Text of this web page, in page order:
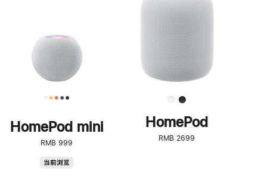
HomePod mini
RMB 999
当前浏览
了
解
HomePod<
HomePod
RMB 2699